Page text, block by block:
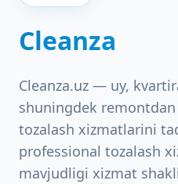
Cleanza
Cleanza.uz — uy,
shuningdek
tozalash xizmatlarini
professional tozalash
mavjudligi xizmat